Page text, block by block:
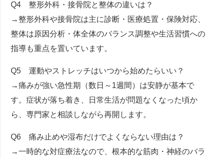
Q4 整形外科・接骨院と整体の違いは？
→整形外科や接骨院は主に診断・医療処置・保険対応、
整体は原因分析・体全体のバランス調整や生活習慣への
指導も重点を置いています。
Q5 運動やストレッチはいつから始めたらいい？
→痛みが強い急性期（数日～1週間）は安静が基本で
す。症状が落ち着き、日常生活が問題なくなった頃か
ら、専門家と相談しながら再開します。
Q6 痛み止めや湿布だけでよくならない理由は？
→一時的な対症療法なので、根本的な筋肉・神経のバラ